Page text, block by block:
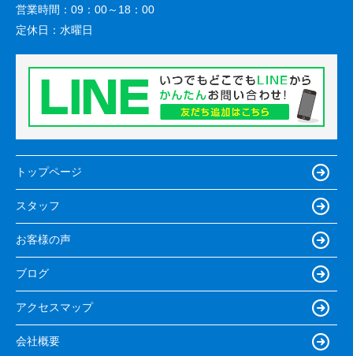
営業時間： 09：00～18：00
定休日： 水曜日
トップページ
スタッフ
お客様の声
ブログ
アクセスマップ
会社概要